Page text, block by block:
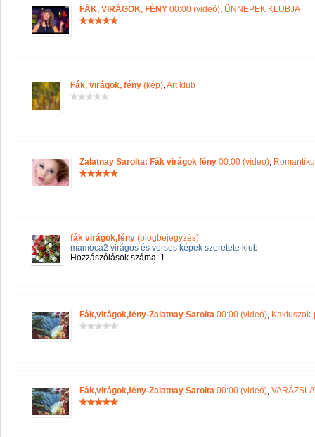
FÁK, VIRÁGOK, FÉNY 00:00 (videó), ÜNNEPEK KLUBJA
Fák, virágok, fény (kép),Art klub
Zalatnay Sarolta: Fák virágok fény 00:00 (videó),
fák virágok,fény (blogbejegyzés)
mamoca2 virágos és verses képek szeretete klub
Hozzászólások száma: 1
Fák,virágok,fény-Zalatnay Sarolta 00:00 (videó),
Fák,virágok,fény-Zalatnay Sarolta 00:00 (videó),